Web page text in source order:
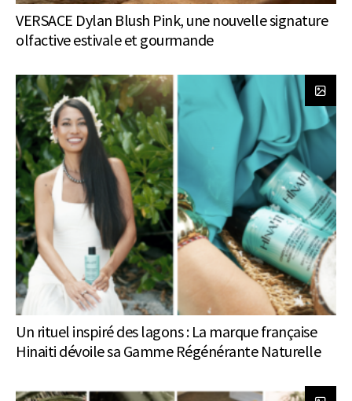
VERSACE Dylan Blush Pink, une nouvelle signature
olfactive estivale et gourmande
Un rituel inspiré des lagons : La marque française
Hinaiti dévoile sa Gamme Régénérante Naturelle